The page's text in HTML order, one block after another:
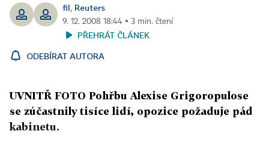
fil, Reuters
9. 12. 2008 18:44 ▪ 3 min. čtení
PŘEHRÁT ČLÁNEK
ODEBÍRAT AUTORA
UVNITŘ FOTO Pohřbu Alexise Grigoropulose
se zúčastnily tisíce lidí, opozice požaduje pád
kabinetu.